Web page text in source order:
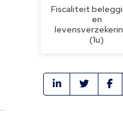
Fiscaliteit
en
(1u)